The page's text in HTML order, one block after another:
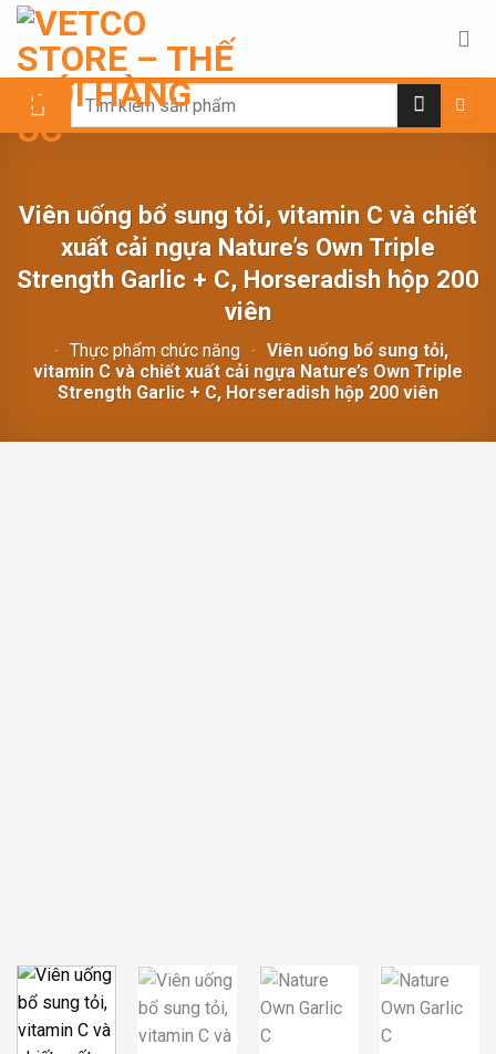
Chuyển
đến
nội
dung
Search
Viên uống bổ sung tỏi, vitamin C và chiết
xuất cải ngựa Nature’s Own Triple
Strength Garlic + C, Horseradish hộp 200
viên
- Thực phẩm chức năng - Viên uống bổ sung tỏi,
vitamin C và chiết xuất cải ngựa Nature’s Own Triple
Strength Garlic + C, Horseradish hộp 200 viên